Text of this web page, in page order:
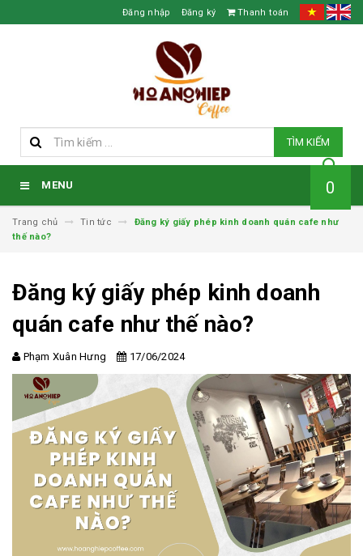
Đăng nhập Đăng ký Thanh toán
TÌM KIẾM
MENU 0
Trang chủ Tin tức
Đăng ký giấy phép kinh doanh quán cafe như
thế nào?
Đăng ký giấy phép kinh doanh
quán cafe như thế nào?
Phạm Xuân Hưng 17/06/2024